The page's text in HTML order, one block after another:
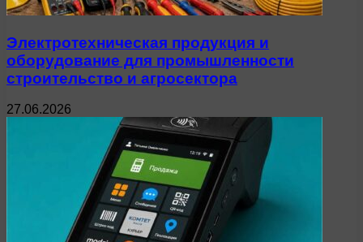
Электротехническая продукция и
оборудование для промышленности
строительство и агросектора
27.06.2026